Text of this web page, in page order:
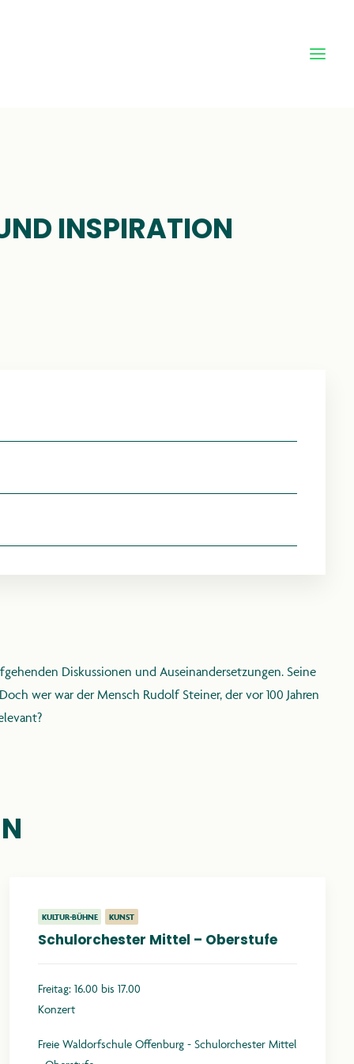
INSPIRATION
Diskussionen und Auseinandersetzungen. Seine
wer war der Mensch Rudolf Steiner, der vor 100 Jahren
KULTUR-BÜHNE KUNST
Schulorchester Mittel – Oberstufe
Freitag: 16.00 bis 17.00
Konzert
Freie Waldorfschule Offenburg - Schulorchester Mittel